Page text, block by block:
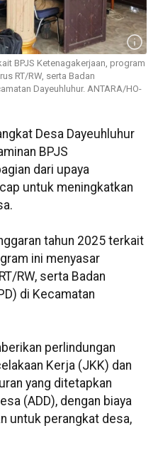
BPJS Ketenagakerjaan, program
RT/RW, serta Badan
Dayeuhluhur. ANTARA/HO-
Desa Dayeuhluhur
BPJS
dari upaya
untuk meningkatkan
tahun 2025 terkait
ini menyasar
RW, serta Badan
di Kecamatan
perlindungan
Kerja (JKK) dan
yang ditetapkan
(ADD), dengan biaya
untuk perangkat desa,